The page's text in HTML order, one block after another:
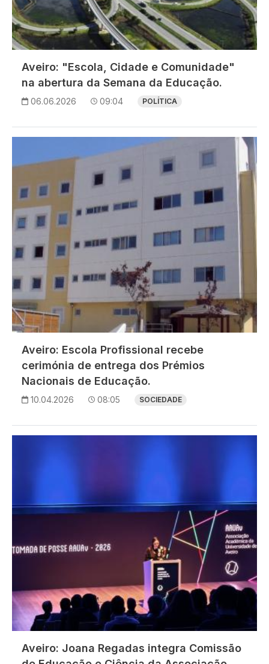
Aveiro: "Escola, Cidade e Comunidade"
na abertura da Semana da Educação.
06.06.2026 09:04 POLÍTICA
Aveiro: Escola Profissional recebe
cerimónia de entrega dos Prémios
Nacionais de Educação.
10.04.2026 08:05 SOCIEDADE
Aveiro: Joana Regadas integra Comissão